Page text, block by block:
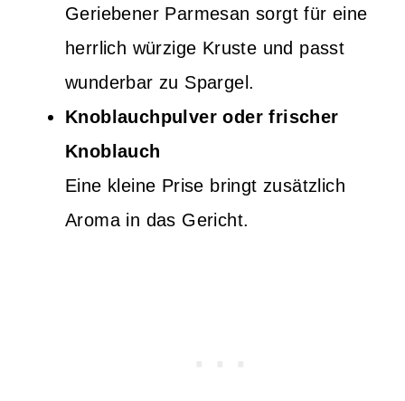
Geriebener Parmesan sorgt für eine
herrlich würzige Kruste und passt
wunderbar zu Spargel.
Knoblauchpulver oder frischer
Knoblauch
Eine kleine Prise bringt zusätzlich
Aroma in das Gericht.